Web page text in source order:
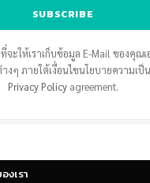
ะให้เราเก็บข้อมูล E-Mail ของคุณเ
งๆ ภายใต้เงื่อนไขนโยบายความเป็
Privacy Policyagreement.
งเรา